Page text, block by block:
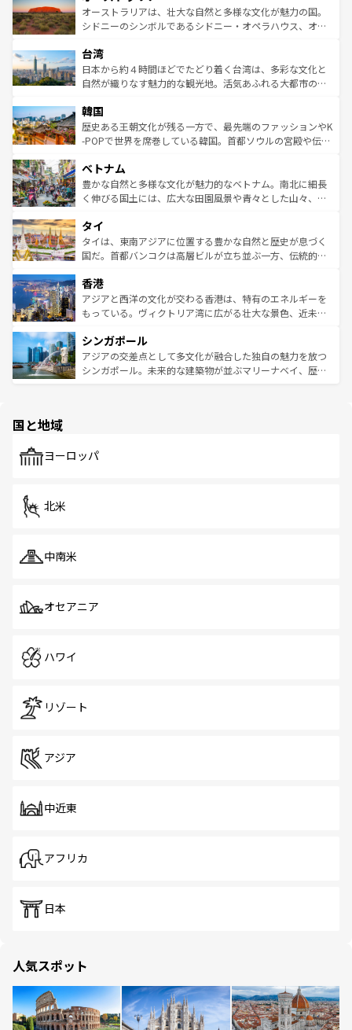
文化が魅力。旅行者はアメリカの各地域で異なる魅力を楽
しみながら、その多様性と豊かな歴史を感じることができ
ならではの贅沢な旅のスタイルだ。 なお、新着のアメリカ
情報はコンテンツ一覧を参照してほしい。
島だが、静かな自然を求めるならマウイ島やカウアイ島が
おすすめ。エメラルドグリーンに輝く海をはじめ、豊かな
れるおもてなしの心で訪れる人々を迎えてくれるハワイの
人々、おいしいローカルフードやハワイアンミュージッ
ク、伝統的なフラダンスなど、すべてがハワイの魅力を彩
ワイを、存分に味わってほしい。 なお、新着のハワイ情報
はコンテンツ一覧を参照してほしい。
オーストラリアは、壮大な自然と多様な文化が魅力の国。
シドニーのシンボルであるシドニー・オペラハウス、オー
リアリーフや大陸中央部にそびえるウルル（エアーズロッ
ク）、タスマニアの美しい原生林やケアンズの熱帯雨林な
ど、見どころがたくさん。また、カフェやワイン、オージ
いる。アクティビティも充実しており、サーフィンやダイ
ビング、ハイキングなど、アウトドア好きにはたまらな
い。オーストラリアの多彩な魅力を存分に味わいつくそ
参照してほしい。
台湾
日本から約４時間ほどでたどり着く台湾は、多彩な文化と
自然が織りなす魅力的な観光地。活気あふれる大都市の台
ン）、静ひつな山岳地帯である台湾東部など、都市の喧騒
と山間の静けさが共存しており、訪れる人に新しい発見と
驚きをもたらしてくれる。また、奥深い台湾の食文化も魅
容にもいいと評判のスイーツなど、バラエティ豊かな料理
が味わえる。 なお、新着の台湾情報は コンテンツ一覧を参
照してほしい。
韓国
歴史ある王朝文化が残る一方で、最先端のファッションやK
-POPで世界を席巻している韓国。首都ソウルの宮殿や伝統
き、地方に足を延ばせば四季折々の自然美を楽しむことが
できる。そして、キムチや焼肉、絶品のストリートフード
まで、さまざまな韓国料理が待っている。夜には、韓国な
リティに包まれながら、韓国の多彩な魅力を心ゆくまで味
わってみてほしい。 なお、新着の韓国情報はコンテンツ一
覧を参照してほしい。
ベトナム
豊かな自然と多様な文化が魅力的なベトナム。南北に細長
く伸びる国土には、広大な田園風景や青々とした山々、世
急速な発展と共に伝統が息づく。ハノイの古い町並みやホ
ーチミン市のフランス統治時代の建物も、独特の雰囲気を
醸し出している。また、バラエティの豊かさとおいしさで
とつ。フォーやバインミー、ベトナムコーヒーなどは、ぜ
ひ現地で味わいたい。どの地域を訪れてもあたたかい人々
が旅行者を迎えてくれるので、きっと忘れられない旅にな
参照してほしい。
タイ
タイは、東南アジアに位置する豊かな自然と歴史が息づく
国だ。首都バンコクは高層ビルが立ち並ぶ一方、伝統的な
の活気が交差している。北部ではチェンマイなどの山岳地
帯で自然と触れ合い、南部ではプーケットやクラビの美し
いビーチでリゾート気分を楽しむことができる。タイ料理
激する。気候は一年中温暖で、どの季節にも異なる楽しみ
が待っている。親しみやすいタイの人々、仏教を中心とし
た文化、そして多様な観光資源が、訪れる旅人を魅了し続
香港
アジアと西洋の文化が交わる香港は、特有のエネルギーを
もっている。ヴィクトリア湾に広がる壮大な景色、近未来
み、どこを訪れても感動するはず。観光スポットが密集し
ており、効率よく見どころを回れるのも魅力。息をのむよ
うな絶景から文化的な体験まで、香港を存分に楽しみ尽く
シンガポール
アジアの交差点として多文化が融合した独自の魅力を放つ
シンガポール。未来的な建築物が並ぶマリーナベイ、歴史
で、ホーカーズは地元の風情を楽しめる外せないスポット
国と地域
ヨーロッパ
北米
中南米
オセアニア
ハワイ
リゾート
アジア
中近東
アフリカ
日本
人気スポット